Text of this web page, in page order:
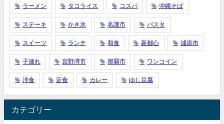
ラーメン タコライス コスパ 沖縄そば
ステーキ かき氷 名護市 パスタ
スイーツ ランチ 和食 新都心 浦添市
子連れ 宜野湾市 那覇市 ワンコイン
洋食 定食 カレー ゆし豆腐
カテゴリー